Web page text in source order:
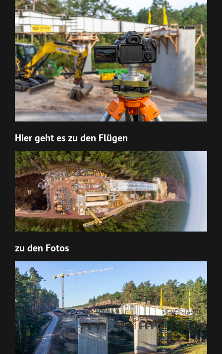
Hier geht es zu den Flügen
zu den Fotos